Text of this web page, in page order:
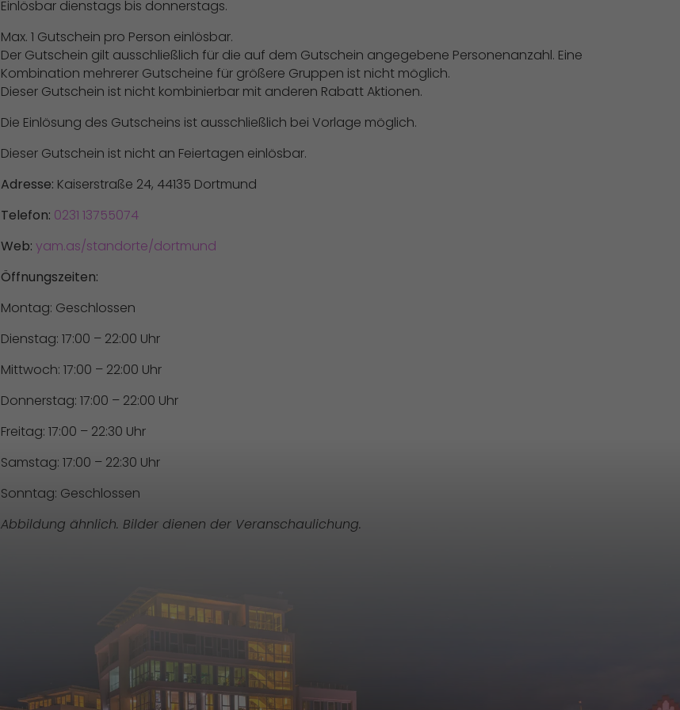
Einlösbar dienstags bis donnerstags.
Max. 1 Gutschein pro Person einlösbar.
Der Gutschein gilt ausschließlich für die auf dem Gutschein angegebene Personenanzahl. Eine
Kombination mehrerer Gutscheine für größere Gruppen ist nicht möglich.
Dieser Gutschein ist nicht kombinierbar mit anderen Rabatt Aktionen.
Die Einlösung des Gutscheins ist ausschließlich bei Vorlage möglich.
Dieser Gutschein ist nicht an Feiertagen einlösbar.
Adresse: Kaiserstraße 24, 44135 Dortmund
Telefon: 0231 13755074
Web: yam.as/standorte/dortmund
Öffnungszeiten:
Montag: Geschlossen
Dienstag: 17:00 – 22:00 Uhr
Mittwoch: 17:00 – 22:00 Uhr
Donnerstag: 17:00 – 22:00 Uhr
Freitag: 17:00 – 22:30 Uhr
Samstag: 17:00 – 22:30 Uhr
Sonntag: Geschlossen
Abbildung ähnlich. Bilder dienen der Veranschaulichung.